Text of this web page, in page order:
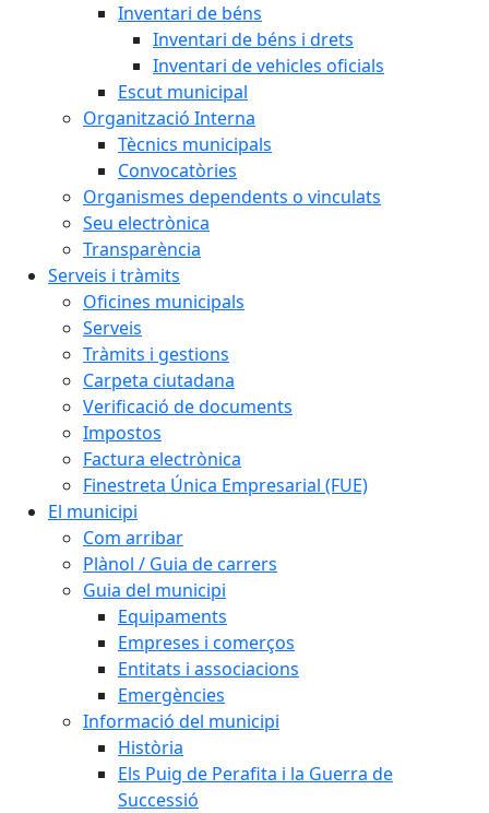
Inventari de béns
Inventari de béns i drets
Inventari de vehicles oficials
Escut municipal
Organització Interna
Tècnics municipals
Convocatòries
Organismes dependents o vinculats
Seu electrònica
Transparència
Serveis i tràmits
Oficines municipals
Serveis
Tràmits i gestions
Carpeta ciutadana
Verificació de documents
Impostos
Factura electrònica
Finestreta Única Empresarial (FUE)
El municipi
Com arribar
Plànol / Guia de carrers
Guia del municipi
Equipaments
Empreses i comerços
Entitats i associacions
Emergències
Informació del municipi
Història
Els Puig de Perafita i la Guerra de
Successió